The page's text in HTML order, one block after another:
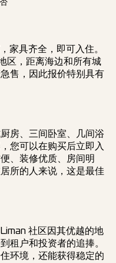
否
家具齐全，即可入住。
区，距离海边和所有城
售，因此报价特别具有
房、三间卧室、几间浴
您可以在购买后立即入
、装修优质、房间明
所的人来说，这是最佳
社区因其优越的地
租户和投资者的追捧。
环境，还能获得稳定的